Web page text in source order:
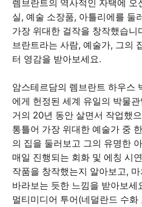
렘브란트의 역사적인 자택에 오
실, 예술 소장품, 아틀리에를 둘
가장 위대한 걸작을 창작했습니
브란트라는 사람, 예술가, 그의
터 영감을 받아보세요.
암스테르담의 렘브란트 하우스
에게 헌정된 세계 유일의 박물
거의 20년 동안 살면서 작업했
통틀어 가장 위대한 예술가 중
의 집을 둘러보고 그의 유명한
매일 진행되는 회화 및 에칭 시
작품을 창작했는지 알아보고,
바라보는 듯한 느낌을 받아보
멀티미디어 투어(네덜란드 수